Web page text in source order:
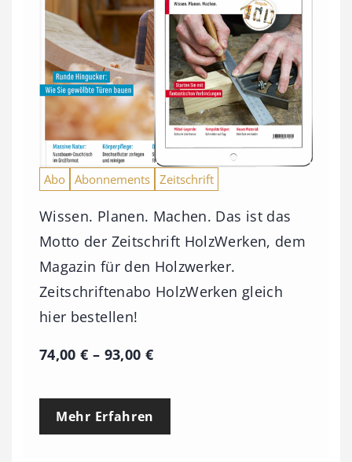
Abo Abonnements Zeitschrift
Wissen. Planen. Machen. Das ist das
Motto der Zeitschrift HolzWerken, dem
Magazin für den Holzwerker.
Zeitschriftenabo HolzWerken gleich
hier bestellen!
74,00€ – 93,00 €P
e
Mehr Erfahren